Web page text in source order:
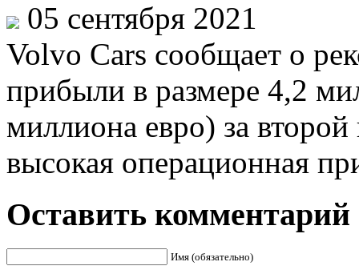
05 сентября 2021
Volvo Cars сообщает о
прибыли в размере 4,2
миллиона евро) за
высокая операционная
Оставить комментарий
Имя (обязательно)